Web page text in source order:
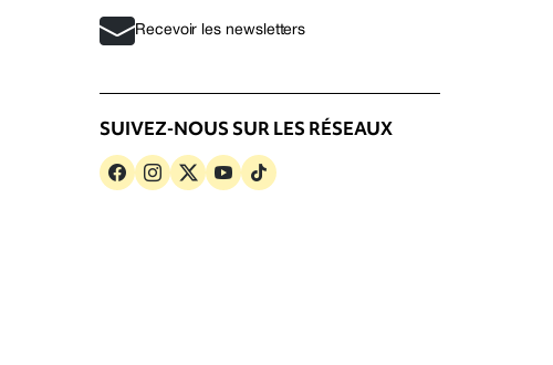
Recevoir les newsletters
SUIVEZ-NOUS SUR LES RÉSEAUX